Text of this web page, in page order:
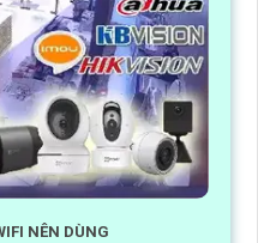
NÊN DÙNG